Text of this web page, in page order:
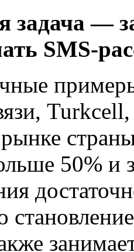
—
SMS-
50% и